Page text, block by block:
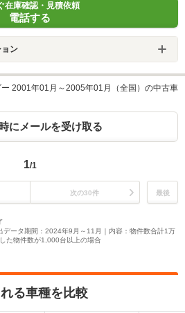
在庫確認・見積依頼
電話する
ン
2001年01月～2005年01月（全国）の中古車
にメールを受け取る
1/1
次の30件 最後
データ期間：2024年9月～11月｜内容：物件数合計1万
た物件数が1,000台以上の場合
る車種を比較